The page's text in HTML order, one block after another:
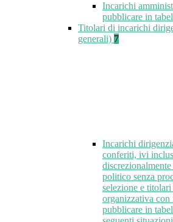
Incarichi
pubblicare in
Titolari di incarichi
generali) 7
Incarichi
conferiti, ivi
politico senza
selezione e
organizzativa
pubblicare in